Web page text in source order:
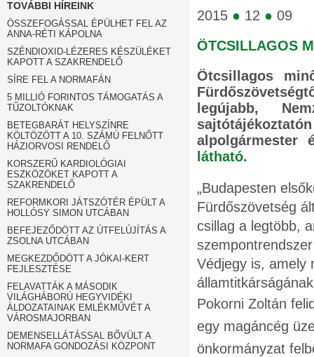
TOVÁBBI HÍREINK
ÖSSZEFOGÁSSAL ÉPÜLHET FEL AZ
ANNA-RÉTI KÁPOLNA
SZÉNDIOXID-LÉZERES KÉSZÜLÉKET
KAPOTT A SZAKRENDELŐ
SÍRE FEL A NORMAFÁN
5 MILLIÓ FORINTOS TÁMOGATÁS A
TŰZOLTÓKNAK
BETEGBARÁT HELYSZÍNRE
KÖLTÖZÖTT A 10. SZÁMÚ FELNŐTT
HÁZIORVOSI RENDELŐ
KORSZERŰ KARDIOLÓGIAI
ESZKÖZÖKET KAPOTT A
SZAKRENDELŐ
REFORMKORI JÁTSZÓTÉR ÉPÜLT A
HOLLÓSY SIMON UTCÁBAN
BEFEJEZŐDÖTT AZ ÚTFELÚJÍTÁS A
ZSOLNA UTCÁBAN
MEGKEZDŐDÖTT A JÓKAI-KERT
FEJLESZTÉSE
FELAVATTÁK A MÁSODIK
VILÁGHÁBORÚ HEGYVIDÉKI
ÁLDOZATAINAK EMLÉKMŰVÉT A
VÁROSMAJORBAN
DEMENSELLÁTÁSSAL BŐVÜLT A
NORMAFA GONDOZÁSI KÖZPONT
2015 ● 12 ● 09
ÖTCSILLAGOS
Ötcsillagos
legújabb,
látható.
„Budapesten
Fürdőszövetség
csillag a legtöbb,
Védjegy is, amely
Pokorni Zoltán
egy magáncég
önkormányzat